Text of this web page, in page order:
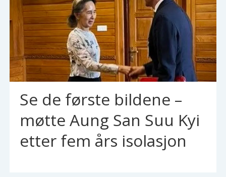
Se de første bildene –
møtte Aung San Suu Kyi
etter fem års isolasjon